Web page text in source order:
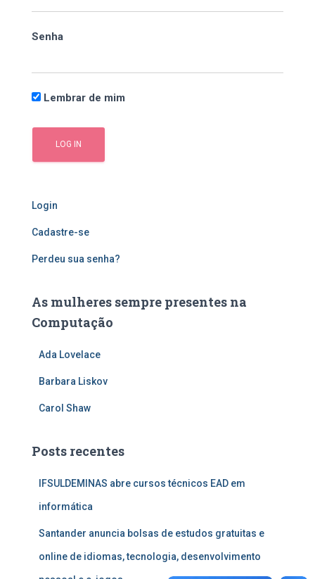
p
r
Senha
Lembrar de mim
Login
Cadastre-se
Perdeu sua senha?
As mulheres sempre presentes na
Computação
Ada Lovelace
Barbara Liskov
Carol Shaw
Posts recentes
IFSULDEMINAS abre cursos técnicos EAD em
informática
Santander anuncia bolsas de estudos gratuitas e
online de idiomas, tecnologia, desenvolvimento